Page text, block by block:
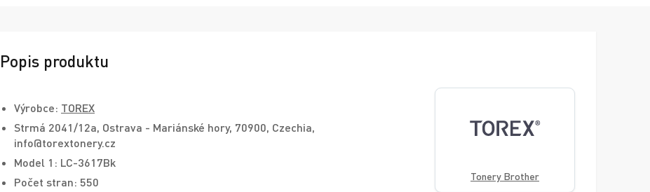
Popis produktu
Výrobce: TOREX
Strmá 2041/12a, Ostrava - Mariánské hory, 70900, Czechia,
info@torextonery.cz
Model 1: LC-3617Bk
Počet stran: 550
Tonery Brother